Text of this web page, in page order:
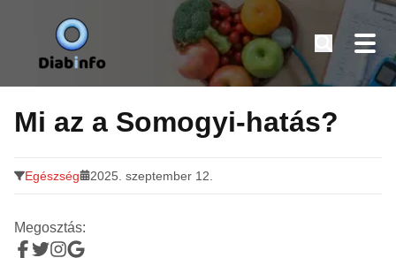
Tovább
tartalomra
Diabinfo.hu – Információk cukorbetegeknek
Mi az a Somogyi-hatás?
Egészség 2025. szeptember 12.
Megosztás: